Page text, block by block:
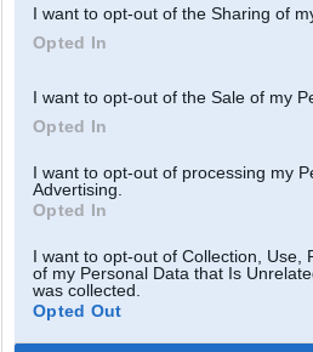
I want to opt-out of the Sharing of
Opted In
I want to opt-out of the Sale of my
Opted In
I want to opt-out of processing my
Advertising.
Opted In
I want to opt-out of Collection, Use,
of my Personal Data that Is
was collected.
Opted Out
ECU: Engine
Status:
Būtu baigi labi
Kvēlsveču
Bloki restaurējas
Offline